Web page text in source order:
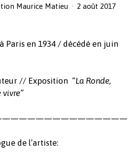
Maurice Matieu
2 août 2017
Paris en 1934 / décédé en juin
// Exposition “La Ronde,
de l’artiste: